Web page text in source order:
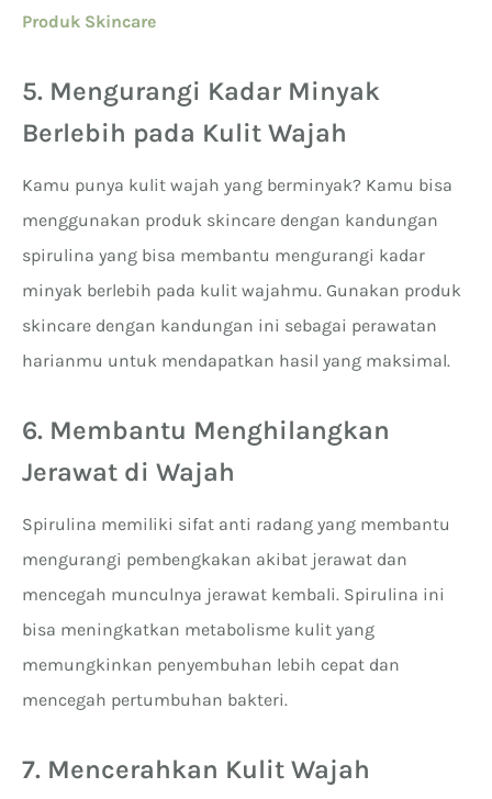
Produk Skincare
5. Mengurangi Kadar Minyak
Berlebih pada Kulit Wajah
Kamu punya kulit wajah yang berminyak? Kamu bisa
menggunakan produk skincare dengan kandungan
spirulina yang bisa membantu mengurangi kadar
minyak berlebih pada kulit wajahmu. Gunakan produk
skincare dengan kandungan ini sebagai perawatan
harianmu untuk mendapatkan hasil yang maksimal.
6. Membantu Menghilangkan
Jerawat di Wajah
Spirulina memiliki sifat anti radang yang membantu
mengurangi pembengkakan akibat jerawat dan
mencegah munculnya jerawat kembali. Spirulina ini
bisa meningkatkan metabolisme kulit yang
memungkinkan penyembuhan lebih cepat dan
mencegah pertumbuhan bakteri.
7. Mencerahkan Kulit Wajah